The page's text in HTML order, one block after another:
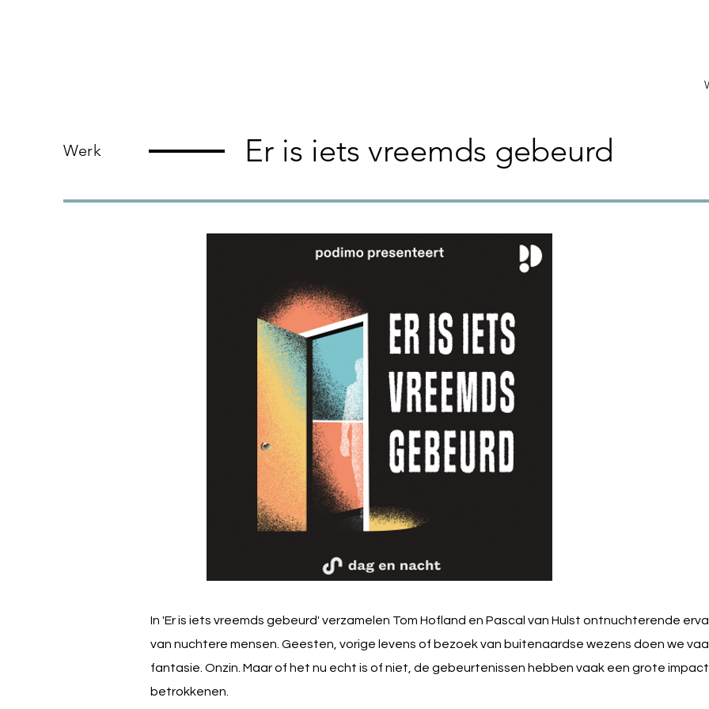
Werk Er is iets vreemds gebeurd
In 'Er is iets vreemds gebeurd' verzamelen Tom Hofland en Pascal van Hulst ontnuchterende
van nuchtere mensen. Geesten, vorige levens of bezoek van buitenaardse wezens doen we
fantasie. Onzin. Maar of het nu echt is of niet, de gebeurtenissen hebben vaak een grote
betrokkenen.